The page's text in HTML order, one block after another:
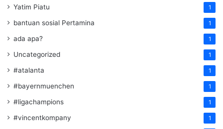
Yatim Piatu 1
bantuan sosial Pertamina 1
ada apa? 1
Uncategorized 1
#atalanta 1
#bayernmuenchen 1
#ligachampions 1
#vincentkompany 1